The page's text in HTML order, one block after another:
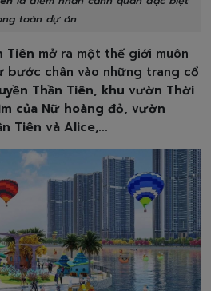
toàn dự án
Tiên mở ra một thế giới muôn
bước chân vào những trang cổ
Thần Tiên, khu vườn Thời
của Nữ hoàng đỏ, vườn
Tiên và Alice,...